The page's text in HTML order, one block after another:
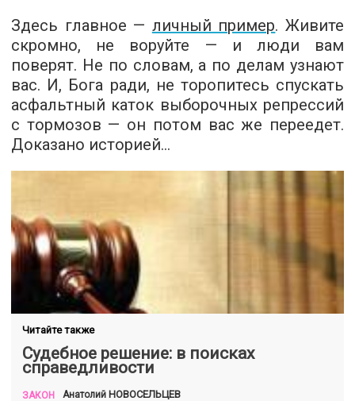
Здесь главное — личный пример. Живите
скромно, не воруйте — и люди вам
поверят. Не по словам, а по делам узнают
вас. И, Бога ради, не торопитесь спускать
асфальтный каток выборочных репрессий
с тормозов — он потом вас же переедет.
Доказано историей…
Читайте также
Судебное решение: в поисках
справедливости
ЗАКОН Анатолий НОВОСЕЛЬЦЕВ